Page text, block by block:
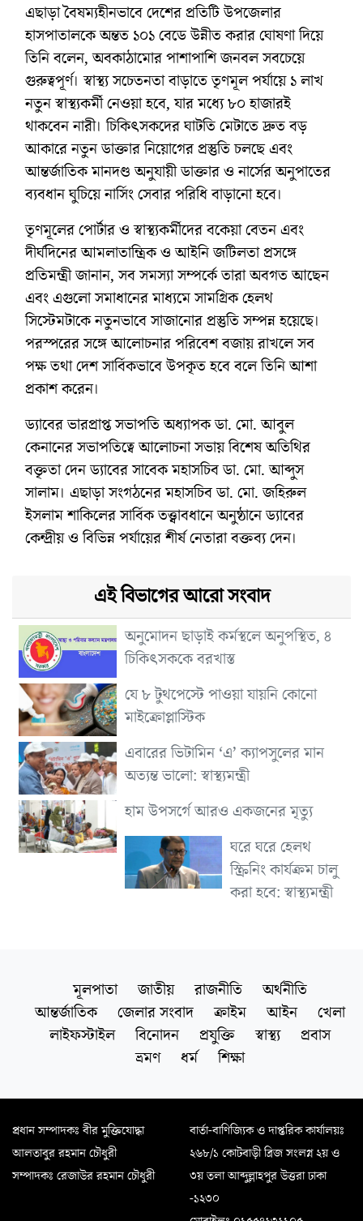
এছাড়া বৈষম্যহীনভাবে দেশের প্রতিটি উপজেলার
হাসপাতালকে অন্তত ১০১ বেডে উন্নীত করার ঘোষণা দিয়ে
তিনি বলেন, অবকাঠামোর পাশাপাশি জনবল সবচেয়ে
গুরুত্বপূর্ণ। স্বাস্থ্য সচেতনতা বাড়াতে তৃণমূল পর্যায়ে ১ লাখ
নতুন স্বাস্থ্যকর্মী নেওয়া হবে, যার মধ্যে ৮০ হাজারই
থাকবেন নারী। চিকিৎসকদের ঘাটতি মেটাতে দ্রুত বড়
আকারে নতুন ডাক্তার নিয়োগের প্রস্তুতি চলছে এবং
আন্তর্জাতিক মানদণ্ড অনুযায়ী ডাক্তার ও নার্সের অনুপাতের
ব্যবধান ঘুচিয়ে নার্সিং সেবার পরিধি বাড়ানো হবে।
তৃণমূলের পোর্টার ও স্বাস্থ্যকর্মীদের বকেয়া বেতন এবং
দীর্ঘদিনের আমলাতান্ত্রিক ও আইনি জটিলতা প্রসঙ্গে
প্রতিমন্ত্রী জানান, সব সমস্যা সম্পর্কে তারা অবগত আছেন
এবং এগুলো সমাধানের মাধ্যমে সামগ্রিক হেলথ
সিস্টেমটাকে নতুনভাবে সাজানোর প্রস্তুতি সম্পন্ন হয়েছে।
পরস্পরের সঙ্গে আলোচনার পরিবেশ বজায় রাখলে সব
পক্ষ তথা দেশ সার্বিকভাবে উপকৃত হবে বলে তিনি আশা
প্রকাশ করেন।
ড্যাবের ভারপ্রাপ্ত সভাপতি অধ্যাপক ডা. মো. আবুল
কেনানের সভাপতিত্বে আলোচনা সভায় বিশেষ অতিথির
বক্তৃতা দেন ড্যাবের সাবেক মহাসচিব ডা. মো. আব্দুস
সালাম। এছাড়া সংগঠনের মহাসচিব ডা. মো. জহিরুল
ইসলাম শাকিলের সার্বিক তত্ত্বাবধানে অনুষ্ঠানে ড্যাবের
কেন্দ্রীয় ও বিভিন্ন পর্যায়ের শীর্ষ নেতারা বক্তব্য দেন।
এই বিভাগের আরো সংবাদ
অনুমোদন ছাড়াই কর্মস্থলে অনুপস্থিত, ৪
চিকিৎসককে বরখাস্ত
যে ৮ টুথপেস্টে পাওয়া যায়নি কোনো
মাইক্রোপ্লাস্টিক
এবারের ভিটামিন ‘এ’ ক্যাপসুলের মান
অত্যন্ত ভালো: স্বাস্থ্যমন্ত্রী
হাম উপসর্গে আরও একজনের মৃত্যু
ঘরে ঘরে হেলথ
স্ক্রিনিং কার্যক্রম চালু
করা হবে: স্বাস্থ্যমন্ত্রী
মূলপাতা জাতীয় রাজনীতি
অর্থনীতি
আন্তর্জাতিক
জেলার সংবাদ ক্রাইম আইন
খেলা
লাইফস্টাইল
বিনোদন প্রযুক্তি স্বাস্থ্য
প্রবাস
ভ্রমণ
ধর্ম শিক্ষা
প্রধান সম্পাদকঃ বীর মুক্তিযোদ্ধা
আলতাবুর রহমান চৌধুরী
সম্পাদকঃ রেজাউর রহমান চৌধুরী
বার্তা-বাণিজ্যিক ও দাপ্তরিক কার্যালয়ঃ
২৬৮/১ কোটবাড়ী ব্রিজ সংলগ্ন ২য় ও
৩য় তলা আব্দুল্লাহপুর উত্তরা ঢাকা
-১২৩০